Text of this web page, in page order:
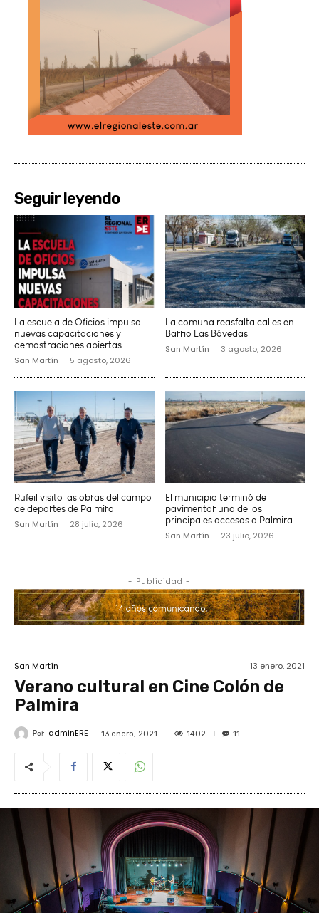
Seguir leyendo
La escuela de Oficios impulsa
nuevas capacitaciones y
demostraciones abiertas
San Martín 5 agosto, 2026
La comuna reasfalta calles en
Barrio Las Bóvedas
San Martín 3 agosto, 2026
Rufeil visito las obras del campo
de deportes de Palmira
San Martín 28 julio, 2026
El municipio terminó de
pavimentar uno de los
principales accesos a Palmira
San Martín 23 julio, 2026
- Publicidad -